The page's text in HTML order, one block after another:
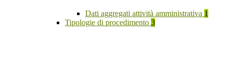
Dati aggregati attività amministrativa 1
Tipologie di procedimento 3